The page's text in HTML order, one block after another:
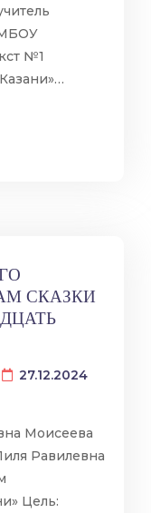
МБОУ
№1
СКАЗКИ
27.12.2024
Моисеева
Равилевна
Цель: